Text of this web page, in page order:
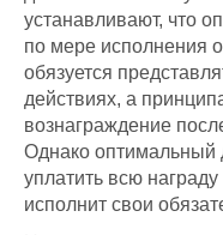
устанавливают, что
по мере исполнения
обязуется
действиях, а
вознаграждение
Однако оптимальный
уплатить всю
исполнит свои